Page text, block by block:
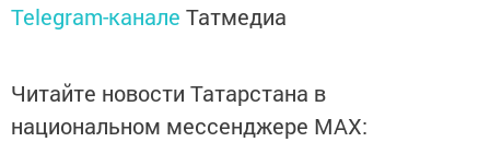
Telegram-канале Татмедиа
Читайте новости Татарстана в
национальном мессенджере MАХ: